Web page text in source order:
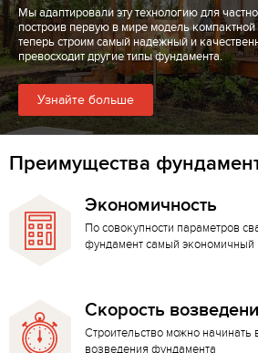
Мы адаптировали эту технологию для
построив первую в мире модель
теперь строим самый надежный и
превосходит другие типы фундамента.
Узнайте больше
Преимущества
Экономичность
По совокупности параметров
фундамент самый экономичный
Скорость
Строительство можно начинать
возведения фундамента